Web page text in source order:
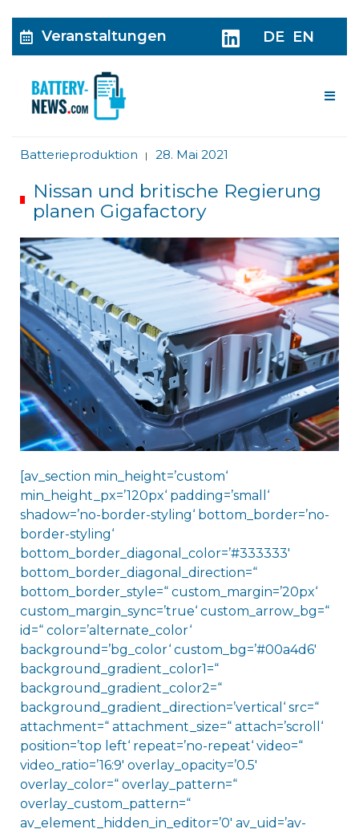
Veranstaltungen DE EN
Batterieproduktion | 28. Mai 2021
Nissan und britische Regierung
planen Gigafactory
[av_section min_height=’custom‘
min_height_px=’120px‘ padding=’small‘
shadow=’no-border-styling‘ bottom_border=’no-
border-styling‘
bottom_border_diagonal_color=’#333333′
bottom_border_diagonal_direction=“
bottom_border_style=“ custom_margin=’20px‘
custom_margin_sync=’true‘ custom_arrow_bg=“
id=“ color=’alternate_color‘
background=’bg_color‘ custom_bg=’#00a4d6′
background_gradient_color1=“
background_gradient_color2=“
background_gradient_direction=’vertical‘ src=“
attachment=“ attachment_size=“ attach=’scroll‘
position=’top left‘ repeat=’no-repeat‘ video=“
video_ratio=’16:9′ overlay_opacity=’0.5′
overlay_color=“ overlay_pattern=“
overlay_custom_pattern=“
av_element_hidden_in_editor=’0′ av_uid=’av-